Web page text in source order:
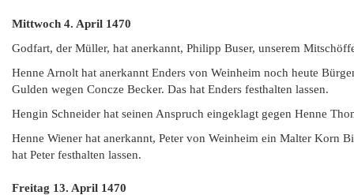
Mittwoch 4. April 1470
Godfart, der Müller, hat anerkannt, Philipp Buser, unserem
Henne Arnolt hat anerkannt Enders von Weinheim noch heute
Gulden wegen Concze Becker. Das hat Enders festhalten lassen.
Hengin Schneider hat seinen Anspruch eingeklagt gegen Henne
Henne Wiener hat anerkannt, Peter von Weinheim ein Malter Korn
hat Peter festhalten lassen.
Freitag 13. April 1470